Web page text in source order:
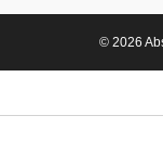
© 2026